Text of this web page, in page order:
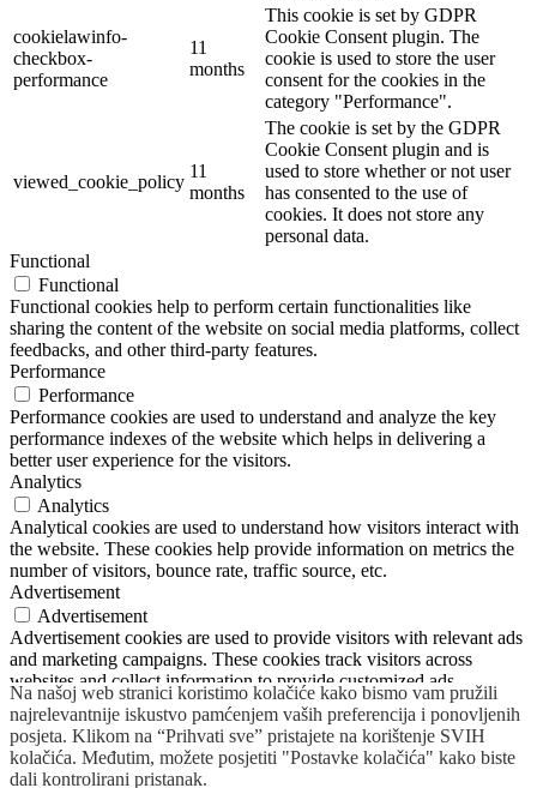
Na našoj web stranici koristimo kolačiće kako bismo vam pružili
najrelevantnije iskustvo pamćenjem vaših preferencija i ponovljenih
posjeta. Klikom na “Prihvati sve” pristajete na korištenje SVIH
kolačića. Međutim, možete posjetiti "Postavke kolačića" kako biste
dali kontrolirani pristanak.
cookielawinfo-
checkbox-
performance
11
months
This cookie is set by GDPR
Cookie Consent plugin. The
cookie is used to store the user
consent for the cookies in the
category "Performance".
viewed_cookie_policy
11
months
The cookie is set by the GDPR
Cookie Consent plugin and is
used to store whether or not user
has consented to the use of
cookies. It does not store any
personal data.
Functional
Functional
Functional cookies help to perform certain functionalities like
sharing the content of the website on social media platforms, collect
feedbacks, and other third-party features.
Performance
Performance
Performance cookies are used to understand and analyze the key
performance indexes of the website which helps in delivering a
better user experience for the visitors.
Analytics
Analytics
Analytical cookies are used to understand how visitors interact with
the website. These cookies help provide information on metrics the
number of visitors, bounce rate, traffic source, etc.
Advertisement
Advertisement
Advertisement cookies are used to provide visitors with relevant ads
and marketing campaigns. These cookies track visitors across
websites and collect information to provide customized ads.
Others
Others
Other uncategorized cookies are those that are being analyzed and
have not been classified into a category as yet.